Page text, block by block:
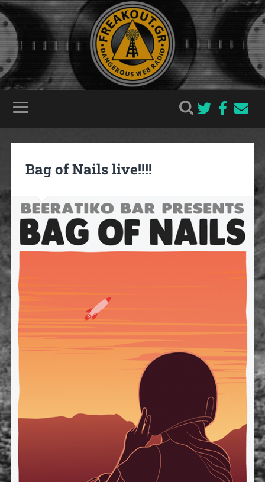
Bag of Nails live!!!!